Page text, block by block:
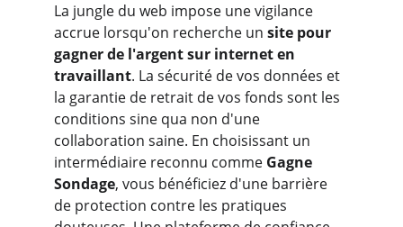
La jungle du web impose une vigilance
accrue lorsqu'on recherche un site pour
gagner de l'argent sur internet en
travaillant. La sécurité de vos données et
la garantie de retrait de vos fonds sont les
conditions sine qua non d'une
collaboration saine. En choisissant un
intermédiaire reconnu comme Gagne
Sondage, vous bénéficiez d'une barrière
de protection contre les pratiques